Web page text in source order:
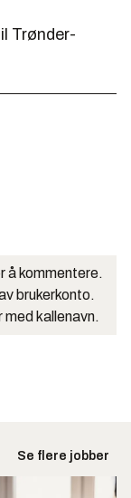
Trønder-
å kommentere.
brukerkonto.
med kallenavn.
Se flere jobber